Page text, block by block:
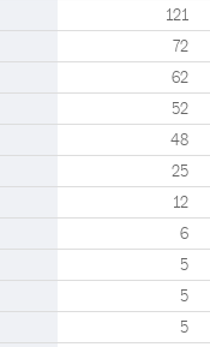
121
72
62
52
48
25
12
6
5
5
5